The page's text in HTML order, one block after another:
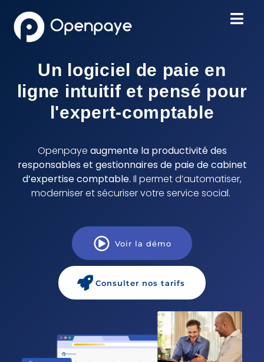
Un logiciel de paie en
ligne intuitif et pensé pour
l'expert-comptable
Openpaye augmente la productivité des
responsables et gestionnaires de paie de cabinet
d’expertise comptable. Il permet d’automatiser,
moderniser et sécuriser votre service social.
Voir la démo
Consulter nos tarifs